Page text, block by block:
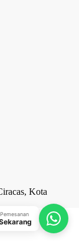
Kota
Raja Rak